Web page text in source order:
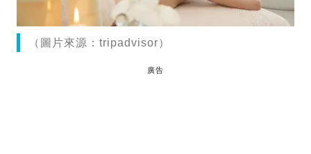
（圖片來源：tripadvisor）
廣告